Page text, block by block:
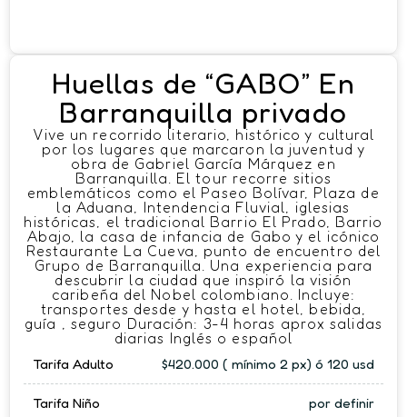
Huellas de “GABO” En
Barranquilla privado
Vive un recorrido literario, histórico y cultural
por los lugares que marcaron la juventud y
obra de Gabriel García Márquez en
Barranquilla. El tour recorre sitios
emblemáticos como el Paseo Bolívar, Plaza de
la Aduana, Intendencia Fluvial, iglesias
históricas, el tradicional Barrio El Prado, Barrio
Abajo, la casa de infancia de Gabo y el icónico
Restaurante La Cueva, punto de encuentro del
Grupo de Barranquilla. Una experiencia para
descubrir la ciudad que inspiró la visión
caribeña del Nobel colombiano. Incluye:
transportes desde y hasta el hotel, bebida,
guía , seguro Duración: 3-4 horas aprox salidas
diarias Inglés o español
Tarifa Adulto $420.000 ( mínimo 2 px) ó 120 usd
Tarifa Niño por definir